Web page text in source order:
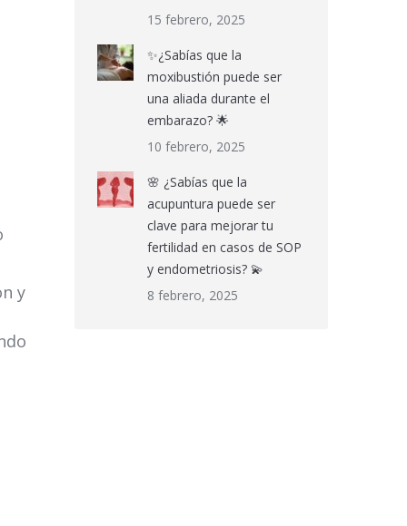
y
15 febrero, 2025
✨¿Sabías que la
moxibustión puede ser
una aliada durante el
embarazo? 🌟
10 febrero, 2025
🌸 ¿Sabías que la
acupuntura puede ser
clave para mejorar tu
fertilidad en casos de SOP
y endometriosis? 💫
8 febrero, 2025